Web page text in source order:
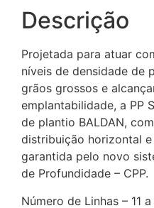
Descrição
Projetada para atuar
níveis de densidade de
grãos grossos e
emplantabilidade, a PP
de plantio BALDAN,
distribuição horizontal
garantida pelo novo
de Profundidade – CPP.
Número de Linhas – 11